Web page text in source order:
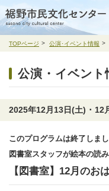
TOPページ 公演･イベント情報
公演・イベント
2025年12月13日(土) ･ 12
このプログラムは終了しま
図書室スタッフが絵本の読
【図書室】12月のお